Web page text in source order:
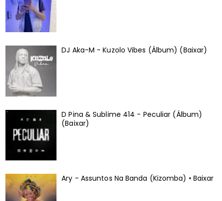
DJ Aka-M - Kuzolo Vibes (Álbum) (Baixar)
D Pina & Sublime 414 - Peculiar (Álbum)
(Baixar)
Ary - Assuntos Na Banda (Kizomba) • Baixar